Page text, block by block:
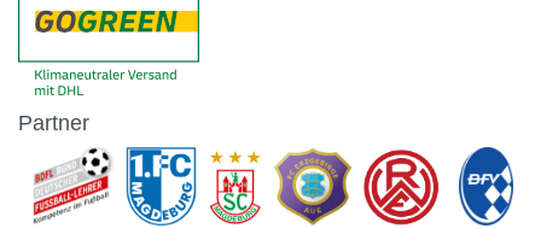
Partner